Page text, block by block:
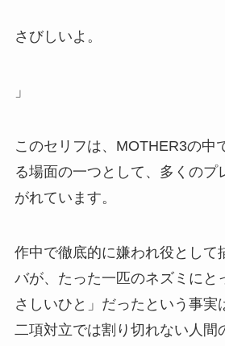
さびしいよ。
」
このセリフは、MOTHER3の中
る場面の一つとして、多くのプ
がれています。
作中で徹底的に嫌われ役として
バが、たった一匹のネズミにと
さしいひと」だったという事実
二項対立では割り切れない人間